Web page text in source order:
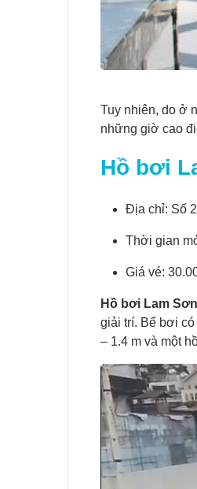
Tuy nhiên, do ở
những giờ cao
Hồ bơi
Địa chỉ: Số
Thời gian
Giá vé:
Hồ bơi Lam Sơn
giải trí. Bể bơi có
– 1.4 m và một